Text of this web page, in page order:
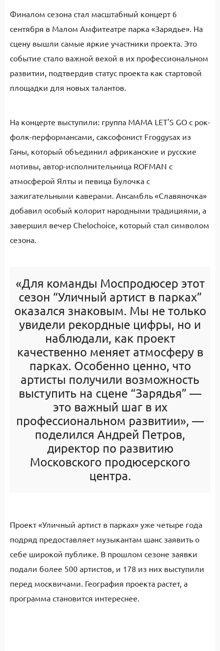
Финалом сезона стал масштабный концерт 6
сентября в Малом Амфитеатре парка «Зарядье». На
сцену вышли самые яркие участники проекта. Это
событие стало важной вехой в их профессиональном
развитии, подтвердив статус проекта как стартовой
площадки для новых талантов.
На концерте выступили: группа MAMA LET'S GO с рок-
фолк-перформансами, саксофонист Froggysax из
Ганы, который объединил африканские и русские
мотивы, автор-исполнительница ROFMAN с
атмосферой Ялты и певица Булочка с
зажигательными каверами. Ансамбль «Славяночка»
добавил особый колорит народными традициями, а
завершил вечер Chelochoice, который стал символом
сезона.
«Для команды Моспродюсер этот
сезон “Уличный артист в парках”
оказался знаковым. Мы не только
увидели рекордные цифры, но и
наблюдали, как проект
качественно меняет атмосферу в
парках. Особенно ценно, что
артисты получили возможность
выступить на сцене “Зарядья” —
это важный шаг в их
профессиональном развитии», —
поделился Андрей Петров,
директор по развитию
Московского продюсерского
центра.
Проект «Уличный артист в парках» уже четыре года
подряд предоставляет музыкантам шанс заявить о
себе широкой публике. В прошлом сезоне заявки
подали более 500 артистов, и 178 из них выступили
перед москвичами. География проекта растет, а
программа становится интереснее.